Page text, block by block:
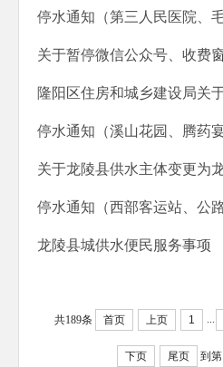
龙陵县城供水便民服务事项
共189条 首页 上页 1 ...
下页 尾页 到第